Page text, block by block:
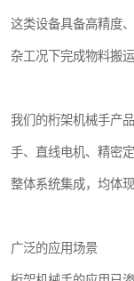
这类设备具备高精度
杂工况下完成物料搬
我们的桁架机械手产
手、直线电机、精密
整体系统集成，均体
广泛的应用场景